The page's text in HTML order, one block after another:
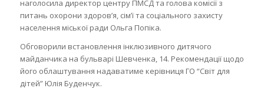
наголосила директор центру ПМСД та голова комісії з
питань охорони здоров’я, сім’ї та соціального захисту
населення міської ради Ольга Попіка.
Обговорили встановлення інклюзивного дитячого
майданчика на бульварі Шевченка, 14. Рекомендації щодо
його облаштування надаватиме керівниця ГО “Світ для
дітей” Юлія Буденчук.